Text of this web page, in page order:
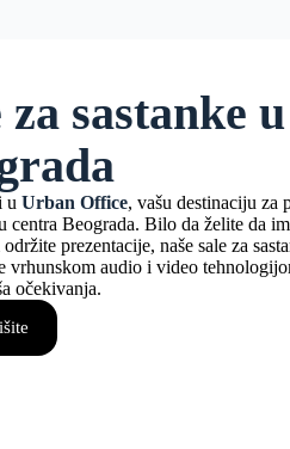
za sastanke
u Urban Office, vašu destinaciju za
centra Beograda. Bilo da želite da
prezentacije, naše sale za
vrhunskom audio i video
očekivanja.